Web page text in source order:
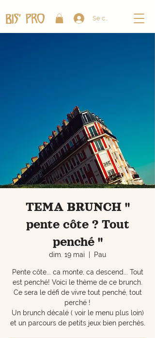
Se connecter
TEMA BRUNCH "
pente côte ? Tout
penché "
dim. 19 mai Pau
Pente côte... ca monte, ca descend... Tout
est penché! Voici le thème de ce brunch.
Ce sera le défi de vivre tout penché, tout
perché !
Un brunch décalé ( voir le menu plus loin)
et un parcours de petits jeux bien perchés.